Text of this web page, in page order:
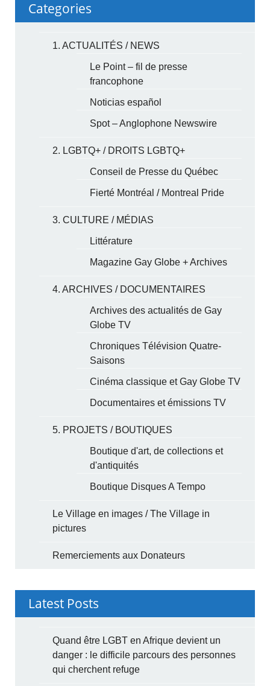
Categories
1. ACTUALITÉS / NEWS
Le Point – fil de presse
francophone
Noticias español
Spot – Anglophone Newswire
2. LGBTQ+ / DROITS LGBTQ+
Conseil de Presse du Québec
Fierté Montréal / Montreal Pride
3. CULTURE / MÉDIAS
Littérature
Magazine Gay Globe + Archives
4. ARCHIVES / DOCUMENTAIRES
Archives des actualités de Gay
Globe TV
Chroniques Télévision Quatre-
Saisons
Cinéma classique et Gay Globe TV
Documentaires et émissions TV
5. PROJETS / BOUTIQUES
Boutique d'art, de collections et
d'antiquités
Boutique Disques A Tempo
Le Village en images / The Village in
pictures
Remerciements aux Donateurs
Latest Posts
Quand être LGBT en Afrique devient un
danger : le difficile parcours des personnes
qui cherchent refuge